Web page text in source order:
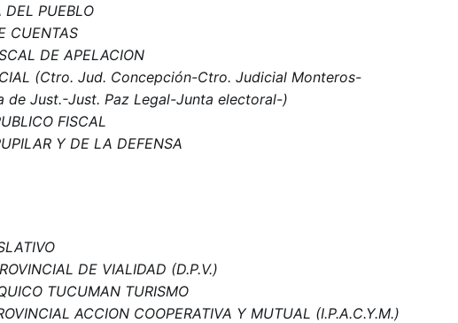
DEL PUEBLO
CUENTAS
DE APELACION
(Ctro. Jud. Concepción-Ctro. Judicial Monteros-
de Just.-Just. Paz Legal-Junta electoral-)
FISCAL
Y DE LA DEFENSA
DE VIALIDAD (D.P.V.)
TUCUMAN TURISMO
ACCION COOPERATIVA Y MUTUAL (I.P.A.C.Y.M.)